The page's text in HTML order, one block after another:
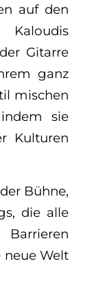
auf den
Kaloudis
Gitarre
ganz
mischen
sie
Kulturen
Bühne,
die alle
Barrieren
neue Welt